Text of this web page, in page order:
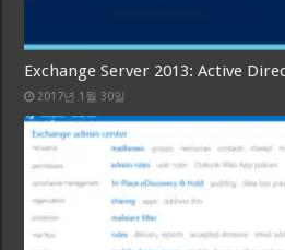
Exchange Server 2013: Active
2017년 1월 30일